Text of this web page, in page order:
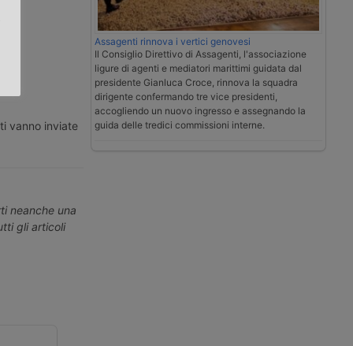
vanno inviate
neanche una
gli articoli
Assagenti rinnova i vertici genovesi
Il Consiglio Direttivo di Assagenti, l'associazione
ligure di agenti e mediatori marittimi guidata dal
presidente Gianluca Croce, rinnova la squadra
dirigente confermando tre vice presidenti,
accogliendo un nuovo ingresso e assegnando la
guida delle tredici commissioni interne.